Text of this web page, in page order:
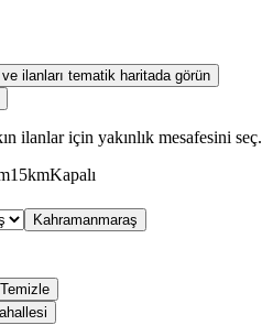
ilanları tematik haritada görün
ilanlar için yakınlık mesafesini seç.
15kmKapalı
Kahramanmaraş
Temizle